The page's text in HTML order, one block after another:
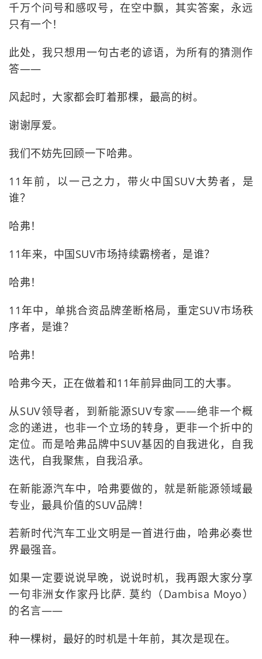
千万个问号和感叹号，在空中飘，其实答案，永远
只有一个！
此处，我只想用一句古老的谚语，为所有的猜测作
答——
风起时，大家都会盯着那棵，最高的树。
谢谢厚爱。
我们不妨先回顾一下哈弗。
11年前，以一己之力，带火中国SUV大势者，是
谁？
哈弗！
11年来，中国SUV市场持续霸榜者，是谁？
哈弗！
11年中，单挑合资品牌垄断格局，重定SUV市场秩
序者，是谁？
哈弗！
哈弗今天，正在做着和11年前异曲同工的大事。
从SUV领导者，到新能源SUV专家——绝非一个概
念的递进，也非一个立场的转身，更非一个折中的
定位。而是哈弗品牌中SUV基因的自我进化，自我
迭代，自我聚焦，自我沿承。
在新能源汽车中，哈弗要做的，就是新能源领域最
专业，最具价值的SUV品牌！
若新时代汽车工业文明是一首进行曲，哈弗必奏世
界最强音。
如果一定要说说早晚，说说时机，我再跟大家分享
一句非洲女作家丹比萨. 莫约（Dambisa Moyo）
的名言——
种一棵树，最好的时机是十年前，其次是现在。